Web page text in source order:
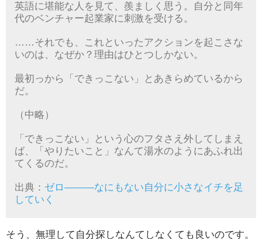
英語に堪能な人を見て、羨ましく思う。自分と同年
代のベンチャー起業家に刺激を受ける。
……それでも、これといったアクションを起こさな
いのは、なぜか？理由はひとつしかない。
最初っから「できっこない」とあきらめているから
だ。
（中略）
「できっこない」という心のフタさえ外してしまえ
ば、「やりたいこと」なんて湯水のようにあふれ出
てくるのだ。
出典： ゼロ―――なにもない自分に小さなイチを足
していく
そう、無理して自分探しなんてしなくても良いのです。